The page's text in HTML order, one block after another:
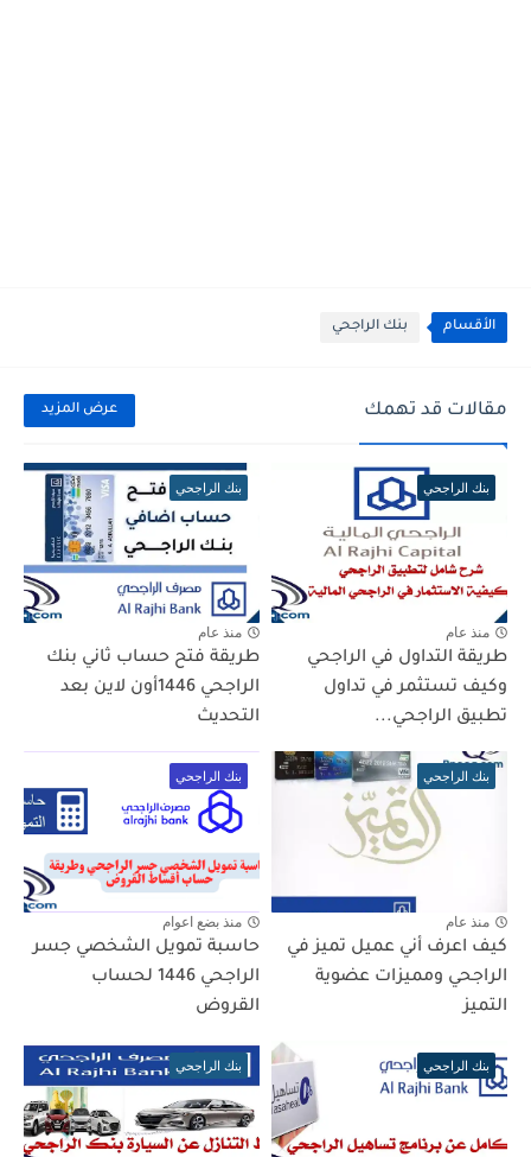
الأقسام بنك الراجحي
مقالات قد تهمك عرض المزيد
بنك الراجحي
منذ عام
طريقة التداول في الراجحي
وكيف تستثمر في تداول
تطبيق الراجحي...
بنك الراجحي
منذ عام
طريقة فتح حساب ثاني بنك
الراجحي 1446أون لاين بعد
التحديث
بنك الراجحي
منذ عام
كيف اعرف أني عميل تميز في
الراجحي ومميزات عضوية
التميز
بنك الراجحي
منذ بضع اعوام
حاسبة تمويل الشخصي جسر
الراجحي 1446 لحساب
القروض
بنك الراجحي بنك الراجحي